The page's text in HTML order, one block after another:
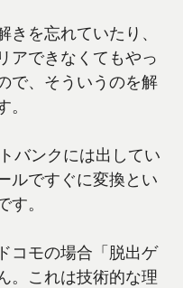
きを忘れていたり、
アできなくてもやっ
で、そういうのを解
バンクには出してい
ルですぐに変換とい
。
コモの場合「脱出ゲ
。これは技術的な理